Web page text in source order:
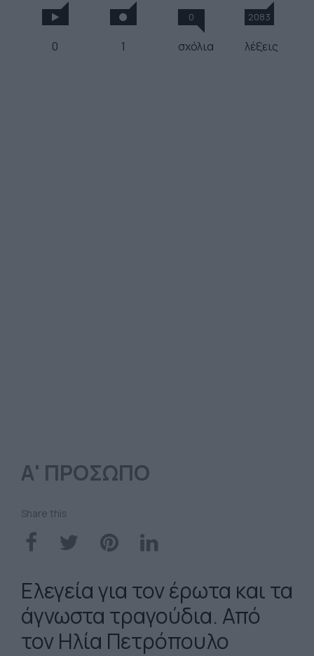
0 1
0
σχόλια
2083
λέξεις
Α' ΠΡΟΣΩΠΟ
Share this
Ελεγεία για τον έρωτα και τα
άγνωστα τραγούδια. Από
τον Ηλία Πετρόπουλο